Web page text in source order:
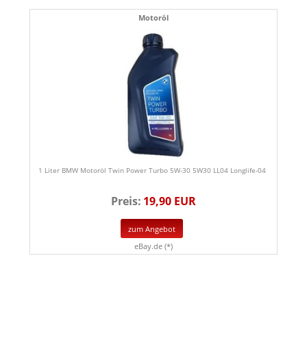
Motoröl
1 Liter BMW Motoröl Twin Power Turbo 5W-30 5W30 LL04 Longlife-04
Preis: 19,90 EUR
zum Angebot
eBay.de (*)